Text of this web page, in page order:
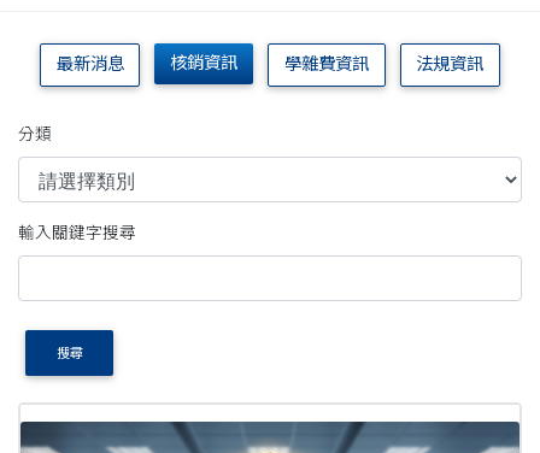
最新消息 核銷資訊 學雜費資訊 法規資訊
分類
輸入關鍵字搜尋
搜尋